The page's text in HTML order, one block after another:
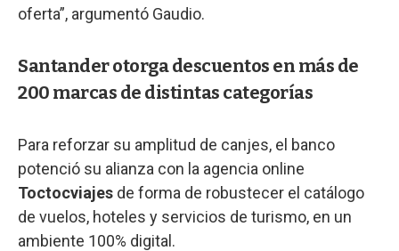
oferta”, argumentó Gaudio.
Santander otorga descuentos en más de
200 marcas de distintas categorías
Para reforzar su amplitud de canjes, el banco
potenció su alianza con la agencia online
Toctocviajes de forma de robustecer el catálogo
de vuelos, hoteles y servicios de turismo, en un
ambiente 100% digital.